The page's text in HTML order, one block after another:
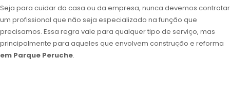
Seja para cuidar da casa ou da empresa, nunca devemos contratar
um profissional que não seja especializado na função que
precisamos. Essa regra vale para qualquer tipo de serviço, mas
principalmente para aqueles que envolvem construção e reforma
em Parque Peruche.